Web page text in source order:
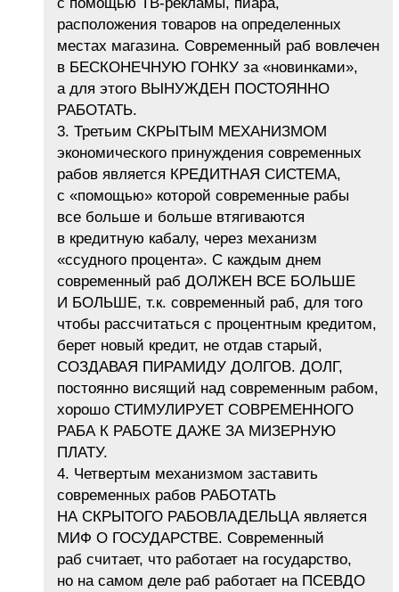
расположения товаров на определенных
местах магазина. Современный раб вовлечен
в БЕСКОНЕЧНУЮ ГОНКУ за «новинками»,
а для этого ВЫНУЖДЕН ПОСТОЯННО
РАБОТАТЬ.
3. Третьим СКРЫТЫМ МЕХАНИЗМОМ
экономического принуждения современных
рабов является КРЕДИТНАЯ СИСТЕМА,
с «помощью» которой современные рабы
все больше и больше втягиваются
в кредитную кабалу, через механизм
«ссудного процента». С каждым днем
современный раб ДОЛЖЕН ВСЕ БОЛЬШЕ
И БОЛЬШЕ, т.к. современный раб, для того
чтобы рассчитаться с процентным кредитом,
берет новый кредит, не отдав старый,
СОЗДАВАЯ ПИРАМИДУ ДОЛГОВ. ДОЛГ,
постоянно висящий над современным рабом,
хорошо СТИМУЛИРУЕТ СОВРЕМЕННОГО
РАБА К РАБОТЕ ДАЖЕ ЗА МИЗЕРНУЮ
ПЛАТУ.
4. Четвертым механизмом заставить
современных рабов РАБОТАТЬ
НА СКРЫТОГО РАБОВЛАДЕЛЬЦА является
МИФ О ГОСУДАРСТВЕ. Современный
раб считает, что работает на государство,
но на самом деле раб работает на ПСЕВДО